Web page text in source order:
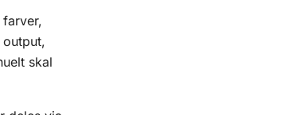
skal